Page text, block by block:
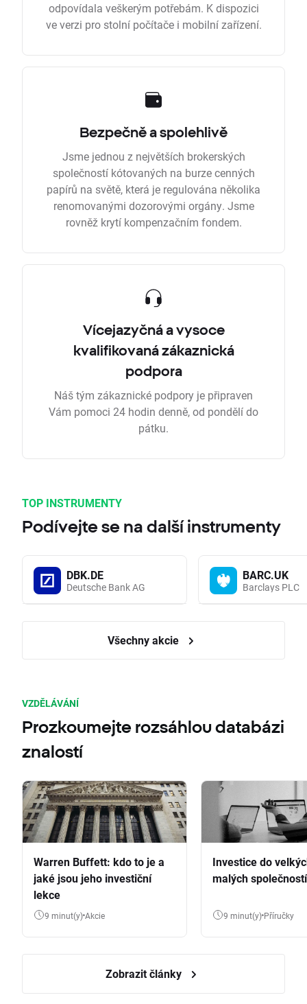
odpovídala veškerým potřebám. K dispozici
ve verzi pro stolní počítače i mobilní zařízení.
Bezpečně a spolehlivě
Jsme jednou z největších brokerských
společností kótovaných na burze cenných
papírů na světě, která je regulována několika
renomovanými dozorovými orgány. Jsme
rovněž krytí kompenzačním fondem.
Vícejazyčná a vysoce
kvalifikovaná zákaznická
podpora
Náš tým zákaznické podpory je připraven
Vám pomoci 24 hodin denně, od pondělí do
pátku.
TOP INSTRUMENTY
Podívejte se na další instrumenty
DBK.DE
Deutsche Bank AG
BARC.UK
Barclays PLC
Všechny akcie
VZDĚLÁVÁNÍ
Prozkoumejte rozsáhlou databázi
znalostí
Warren Buffett: kdo to je a
jaké jsou jeho investiční
lekce
9 minut(y) Akcie
Investice do
malých společností
9 minut(y) Příručky
Zobrazit články